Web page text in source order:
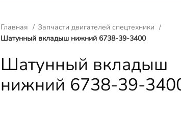
Главная
Запчасти двигателей спецтехники
Шатунный вкладыш нижний 6738-39-3400
Шатунный вкладыш
нижний 6738-39-